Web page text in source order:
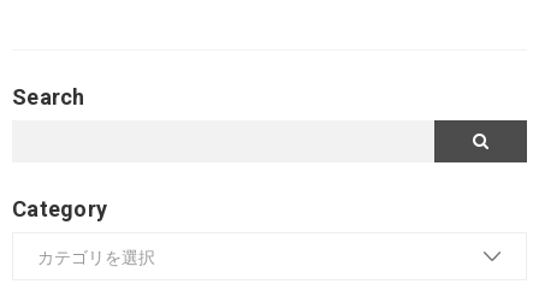
Search
Category